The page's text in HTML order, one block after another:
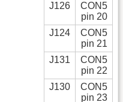
J126
CON5
pin 20
J124
CON5
pin 21
J131
CON5
pin 22
J130
CON5
pin 23